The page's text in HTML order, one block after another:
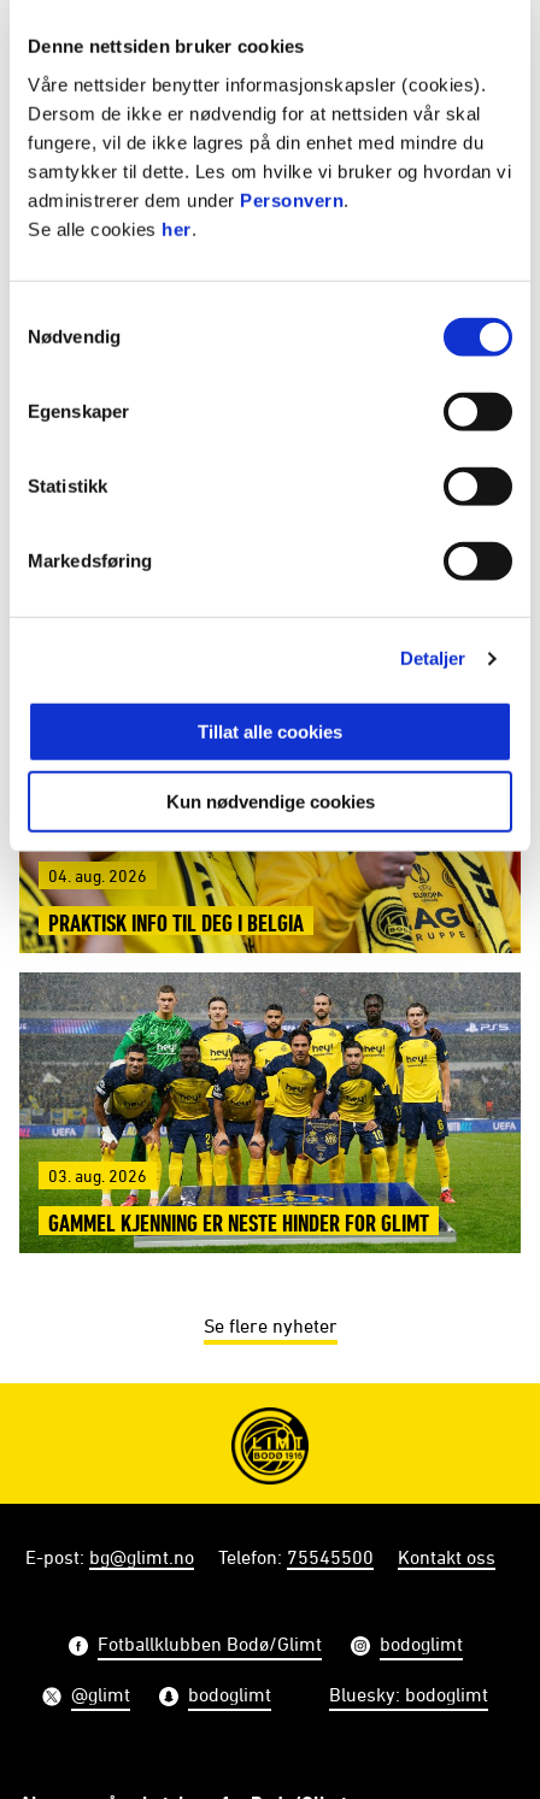
Denne nettsiden bruker cookies
Våre nettsider benytter informasjonskapsler (cookies).
Dersom de ikke er nødvendig for at nettsiden vår skal
fungere, vil de ikke lagres på din enhet med mindre du
samtykker til dette. Les om hvilke vi bruker og hvordan vi
administrerer dem under Personvern.
Se alle cookies her.
Nødvendig
Egenskaper
Statistikk
Markedsføring
Detaljer
Tillat alle cookies
Kun nødvendige cookies
LES MER
GLIMT MED ET GODT UTGANGSPUNKT FØR RETUREN
24. juli 2026
BILLETTER TIL BORTEKAMPEN I BELGIA
04. aug. 2026
PRAKTISK INFO TIL DEG I BELGIA
03. aug. 2026
GAMMEL KJENNING ER NESTE HINDER FOR GLIMT
Se flere nyheter
E-post: bg@glimt.no Telefon: 75545500 Kontakt oss
Fotballklubben Bodø/Glimt bodoglimt
@glimt bodoglimt Bluesky: bodoglimt